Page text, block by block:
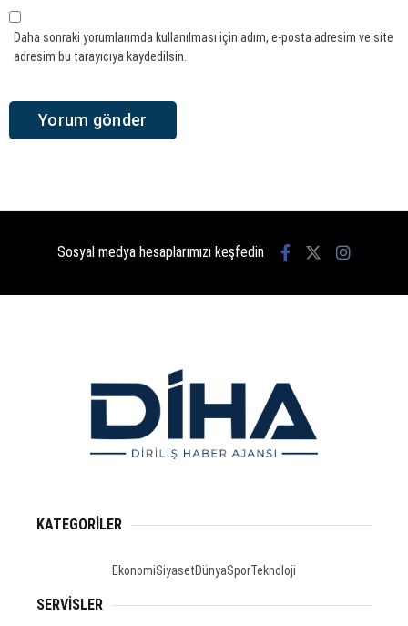
Daha sonraki yorumlarımda kullanılması için adım, e-posta adresim ve site
adresim bu tarayıcıya kaydedilsin.
Sosyal medya hesaplarımızı keşfedin
KATEGORİLER
EkonomiSiyasetDünyaSporTeknoloji
SERVİSLER